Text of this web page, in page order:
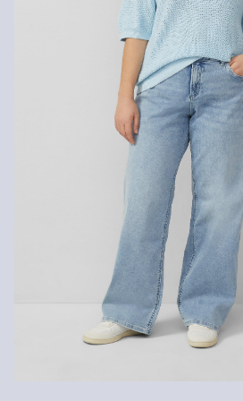
Kunden. Für VIP Kunden entfällt die
Versandkosten für die Rücklieferung
Rückerstattungsbetrag abgezogen.
Gastkunden können ihre Artikel
Erhalt der Ware an uns zurückschicken.
Kunden haben nach Erhalt der Ware 30
Weitere Informationen sind unserer „
Deine Retoure kannst duHIERonline